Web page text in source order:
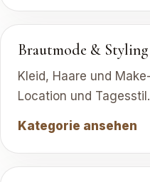
Brautmode & Styling
Kleid, Haare und
Location und Tagesstil.
Kategorie ansehen